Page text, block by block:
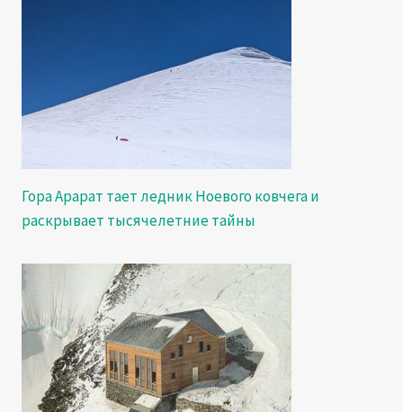
Гора Арарат тает ледник Ноевого ковчега и
раскрывает тысячелетние тайны